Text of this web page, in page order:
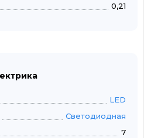
0,21
LED
Светодиодная
7